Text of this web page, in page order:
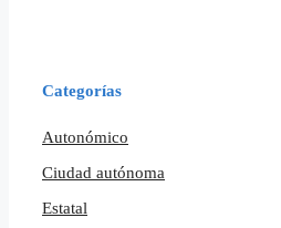
Categorías
Autonómico
Ciudad autónoma
Estatal